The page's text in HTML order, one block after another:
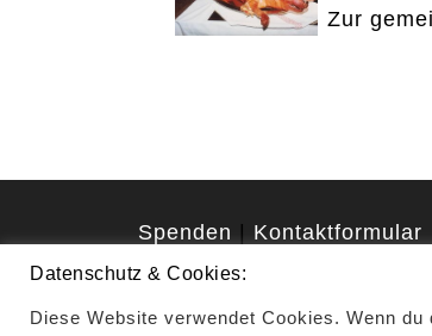
Zur
Spenden Kontaktformular
Datenschutz & Cookies:
Diese Website verwendet Cookies. Wenn